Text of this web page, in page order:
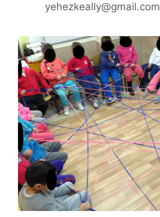
yehezkeally@gmail.com